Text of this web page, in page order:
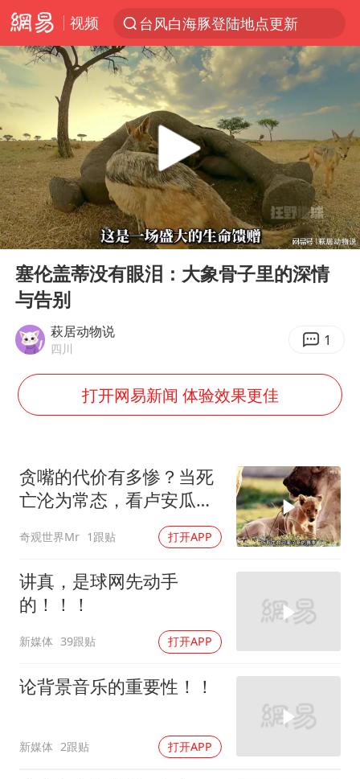
视频
台风白海豚登陆地点更新
以“新”破局 首发经济点亮城市消费活力
台风白海豚进入48小时警戒线
佛得角门将亮相智利俱乐部主场
宇树科技发行价格150.80元/股
看守所辅警收受10万获刑1年
宇树科技王兴兴身家有望超200亿元
五粮液渠道价一箱上涨近百元
CIA被曝已秘密设立古巴工作组
泰国一女公务员妆容引争议 本人回应
24小时不关空调 电费会更低吗
中国养老床位“三连降”
郑国霖回应去景区上班被保安拦下
我国编制完成新版全月地质图
“深圳地面沉降致车辆损坏”不实
奋进开新局 实干挑大梁
Play
00:00 02:42
塞伦盖蒂没有眼泪：大象骨子里的深情
与告别
萩居动物说
四川 1
打开网易新闻 体验效果更佳
贪嘴的代价有多惨？当死
亡沦为常态，看卢安瓜河
谷如何上演残酷的“饥饿游
戏”
奇观世界Mr 1跟贴 打开APP
讲真，是球网先动手
的！！！
新媒体 39跟贴 打开APP
论背景音乐的重要性！！
新媒体 2跟贴 打开APP